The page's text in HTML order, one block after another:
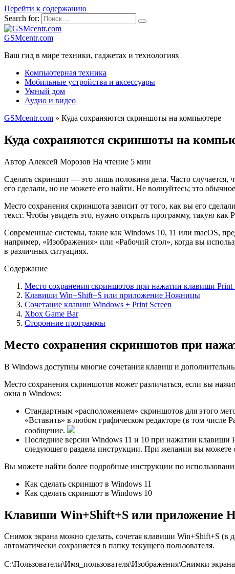
Перейти к содержанию
Search for:
GSMcentr.com
Ваш гид в мире техники, гаджетах и технологиях
Компьютерная техника
Мобильные устройства и аксессуары
Умный дом
Аудио и видео
GSMcentr.com » Куда сохраняются скриншоты на компьютере
Куда сохраняются скриншоты на
Автор Алексей Морозов На чтение 5 мин
Сделать скриншот — это лишь половина дела. Часто
его сделали, но не можете его найти. Не волнуйтесь; это
Место сохранения скриншота зависит от того, как вы его
текст. Чтобы увидеть это, нужно открыть программу, такую как
Современные системы, такие как Windows 10, 11 или macOS,
например, «Изображения» или «Рабочий стол», когда вы
в различных ситуациях.
Содержание
Место сохранения скриншотов при нажатии клавиши Print
Клавиши Win+Shift+S или приложение Ножницы
Сочетание клавиш Windows + Print Screen
Xbox Game Bar
Сторонние программы
Место сохранения скриншотов при
В Windows доступны многие сочетания клавиш и
Место сохранения скриншотов может различаться, если вы
окна в Windows:
Стандартным «расположением» скриншотов для этого
«Вставить» в любом графическом редакторе (в том числе
сообщение.
Последние версии Windows 11 и 10 при нажатии клавиши
следующего раздела инструкции. При желании вы можете
Вы можете найти более подробные инструкции по
Как сделать скриншот в Windows 11
Как сделать скриншот в Windows 10
Клавиши Win+Shift+S или приложение
Снимок экрана можно сделать, сочетая клавиши Win+Shift+S
автоматически сохраняется в папку текущего пользователя.
C:\Пользователи\Имя_пользователя\Изображения\Снимки